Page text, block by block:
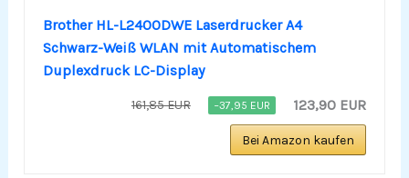
Brother HL-L2400DWE Laserdrucker A4
Schwarz-Weiß WLAN mit Automatischem
Duplexdruck LC-Display
161,85 EUR −37,95 EUR 123,90 EUR
Bei Amazon kaufen